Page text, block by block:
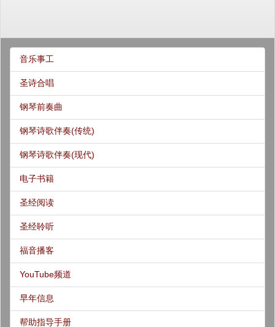
音乐事工
圣诗合唱
钢琴前奏曲
钢琴诗歌伴奏(传统)
钢琴诗歌伴奏(现代)
电子书籍
圣经阅读
圣经聆听
福音播客
YouTube频道
早年信息
帮助指导手册